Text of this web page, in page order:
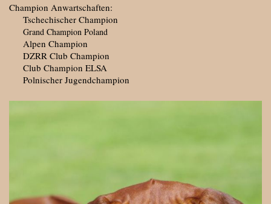
Champion Anwartschaften:
Tschechischer Champion
Grand Champion Poland
Alpen Champion
DZRR Club Champion
Club Champion ELSA
Polnischer Jugendchampion